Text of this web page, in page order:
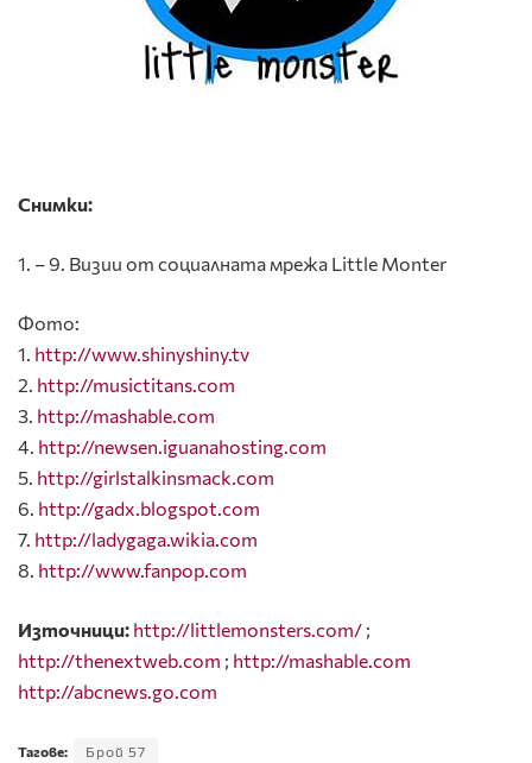
Снимки:
1. – 9. Визии от социалната мрежа Little Monter
Фото:
1. http://www.shinyshiny.tv
2. http://musictitans.com
3. http://mashable.com
4. http://newsen.iguanahosting.com
5. http://girlstalkinsmack.com
6. http://gadx.blogspot.com
7. http://ladygaga.wikia.com
8. http://www.fanpop.com
Източници: http://littlemonsters.com/ ;
http://thenextweb.com ; http://mashable.com
http://abcnews.go.com
Тагове: Брой 57